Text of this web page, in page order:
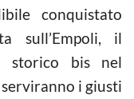
conquistato
sull’Empoli, il
storico bis nel
i giusti